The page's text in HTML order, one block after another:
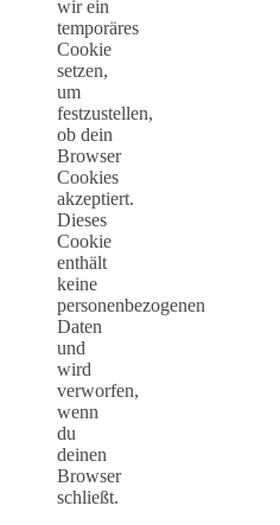
wir ein
temporäres
Cookie
setzen,
um
festzustellen,
ob dein
Browser
Cookies
akzeptiert.
Dieses
Cookie
enthält
keine
personenbezogenen
Daten
und
wird
verworfen,
wenn
du
deinen
Browser
schließt.